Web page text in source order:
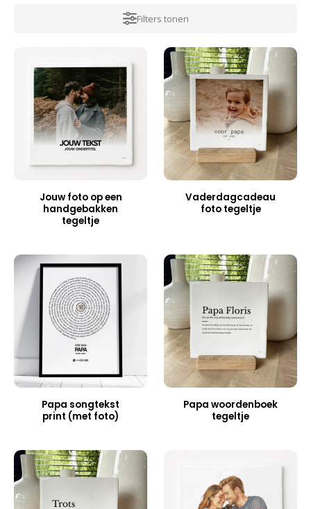
Filters tonen
Jouw foto op een
handgebakken
tegeltje
Vaderdagcadeau
foto tegeltje
Papa songtekst
print (met foto)
Papa woordenboek
tegeltje